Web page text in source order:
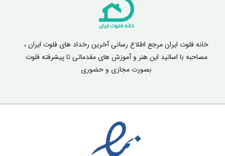
خانه فلوت ایران مرجع اطلاع رسانی آخرین رخداد های فلوت ایران ،
مصاحبه با اساتید این هنر و آموزش های مقدماتی تا پیشرفته فلوت
بصورت مجازی و حضوری